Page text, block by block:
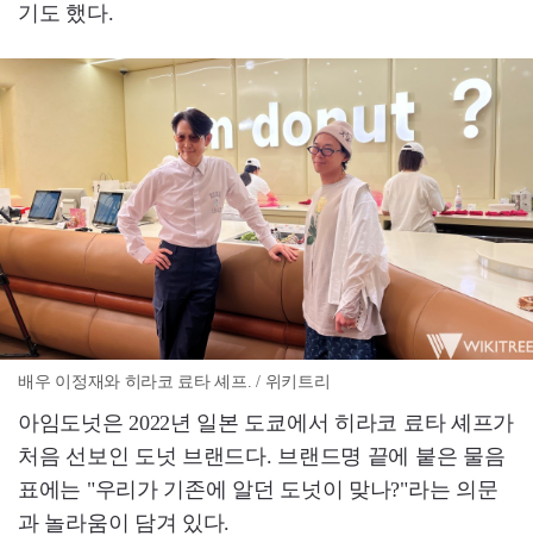
기도 했다.
배우 이정재와 히라코 료타 셰프. / 위키트리
아임도넛은 2022년 일본 도쿄에서 히라코 료타 셰프가
처음 선보인 도넛 브랜드다. 브랜드명 끝에 붙은 물음
표에는 "우리가 기존에 알던 도넛이 맞나?"라는 의문
과 놀라움이 담겨 있다.